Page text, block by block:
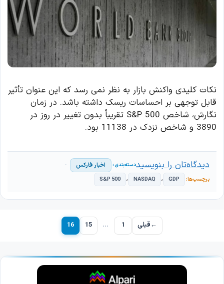
نکات کلیدی واکنش بازار به نظر نمی رسد که این عنوان تأثیر
قابل توجهی بر احساسات ریسک داشته باشد. در زمان
نگارش، شاخص S&P 500 تقریباً بدون تغییر در روز در
3890 و شاخص نزدک در 11138 بود.
اخبار فارکس
GDP ، NASDAQ ، S&P 500
دیدگاه‌تان را بنویسید
←قبلی برگه1
… برگه15 برگه16